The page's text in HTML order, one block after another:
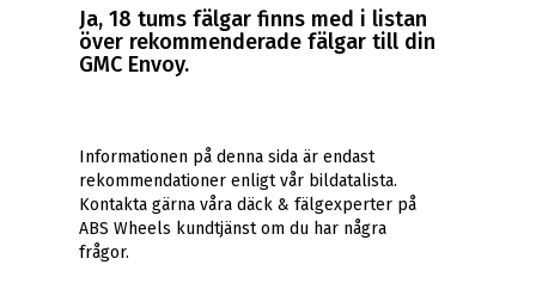
Ja, 18 tums fälgar finns med i listan
över rekommenderade fälgar till din
GMC Envoy.
Informationen på denna sida är endast
rekommendationer enligt vår bildatalista.
Kontakta gärna våra däck & fälgexperter på
ABS Wheels kundtjänst om du har några
frågor.